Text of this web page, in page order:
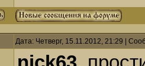
Дата: Четверг, 15.11.2012, 21:29 |